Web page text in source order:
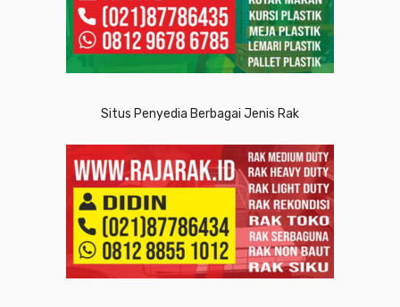
Situs Penyedia Berbagai Jenis Rak